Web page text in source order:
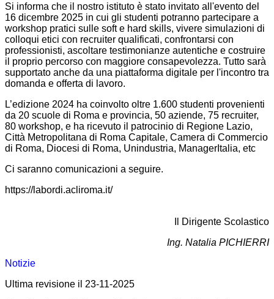
Si informa che il nostro istituto è stato invitato all'evento del
16 dicembre 2025 in cui gli studenti potranno partecipare a
workshop pratici sulle soft e hard skills, vivere simulazioni di
colloqui etici con recruiter qualificati, confrontarsi con
professionisti, ascoltare testimonianze autentiche e costruire
il proprio percorso con maggiore consapevolezza. Tutto sarà
supportato anche da una piattaforma digitale per l'incontro tra
domanda e offerta di lavoro.
L’edizione 2024 ha coinvolto oltre 1.600 studenti provenienti
da 20 scuole di Roma e provincia, 50 aziende, 75 recruiter,
80 workshop, e ha ricevuto il patrocinio di Regione Lazio,
Città Metropolitana di Roma Capitale, Camera di Commercio
di Roma, Diocesi di Roma, Unindustria, ManagerItalia, etc
Ci saranno comunicazioni a seguire.
https://labordi.acliroma.it/
Il Dirigente Scolastico
Ing. Natalia PICHIERRI
Notizie
Ultima revisione il 23-11-2025